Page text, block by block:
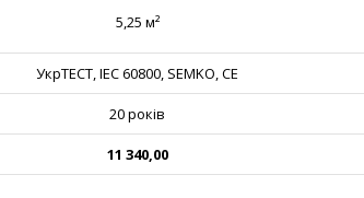
5,25 м²
УкрТЕСТ, IEC 60800, SEMKO, CE
20 років
11 340,00